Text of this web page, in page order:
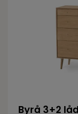
Byrå 3+2